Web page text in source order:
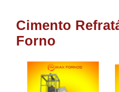
Cimento
Forno